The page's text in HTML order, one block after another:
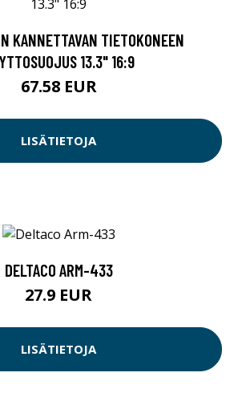
KANNETTAVAN TIETOKONEEN
13.3" 16:9
67.58 EUR
LISÄTIETOJA
DELTACO ARM-433
27.9 EUR
LISÄTIETOJA